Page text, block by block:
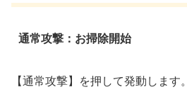
通常攻撃：お掃除開始
【通常攻撃】を押して発動します。